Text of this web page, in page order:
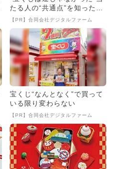
たる人の“共通点”を知っただ
け
【PR】合同会社デジタルファーム
宝くじ“なんとなく”で買って
いる限り変わらない
【PR】合同会社デジタルファーム